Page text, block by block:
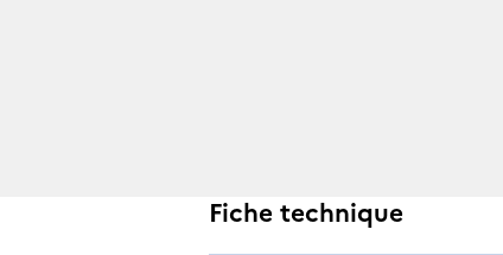
Fiche technique